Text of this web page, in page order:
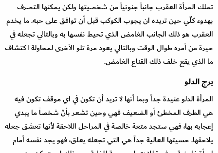
تملك المرأة العقرب جانباً جنونياً من شخصيتها ولكن يمكنها التصرف
بهدوء كلّي حين تريده ان يجوب الكوكب قبل أن توافق على حبه. ما يخدم
العقرب هو ذلك الجانب الغامض الذي تحيط نفسها به وبالتالي تجعله في
حيرة من أمره طوال الوقت وبالتالي يعود مرة تلو الأخرى لمحاولة اكتشاف
ما الذي يقع خلف ذلك القناع الغامض.
برج الدلو
المرأة الدلو عنيدة جداً وبما أنها لا تريد أن تكون في اي موقف تكون فيه
هي الطرف المخطئ أو الضعيف فهي وحين تشعر بأنّ شخصاً ما يبدي
إعجابه بها، فهي ستجد متعة خالصة في المراحل اللاحقة لأنها تعشق جعله
يلاحقها. حسيتها العالية جداً هي التي تجعله يعلق، فهو يجد نفسه أمام